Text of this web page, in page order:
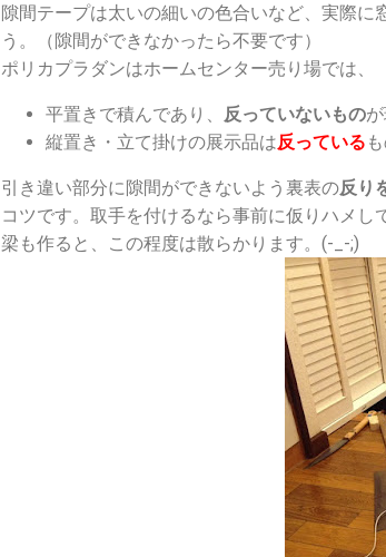
隙間テープは太いの細いの色合いなど、実際に
う。（隙間ができなかったら不要です）
ポリカプラダンはホームセンター売り場では、
平置きで積んであり、 反っていないもの
縦置き・立て掛けの展示品は反っている
引き違い部分に隙間ができないよう裏表の反り
コツです。取手を付けるなら事前に仮りハメし
梁も作ると、この程度は散らかります。(-_-;)